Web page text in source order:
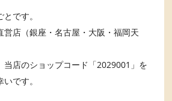
です。
営店（銀座・名古屋・大阪・福岡天
当店のショップコード「2029001」を
です。